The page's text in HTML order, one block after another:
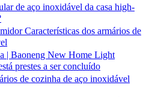
de aço inoxidável da casa high-
Características dos armários de
| Baoneng New Home Light
prestes a ser concluído
de cozinha de aço inoxidável